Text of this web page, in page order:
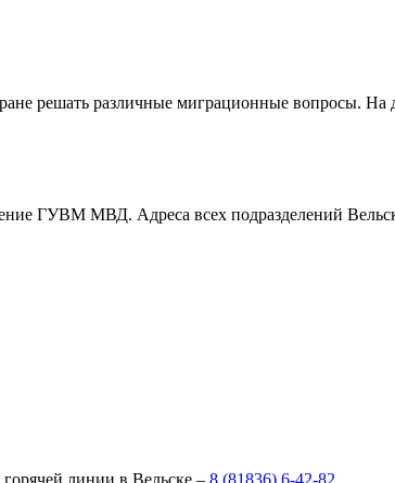
решать различные миграционные вопросы. На
ГУВМ МВД. Адреса всех подразделений
линии в Вельске – 8 (81836) 6-42-82.